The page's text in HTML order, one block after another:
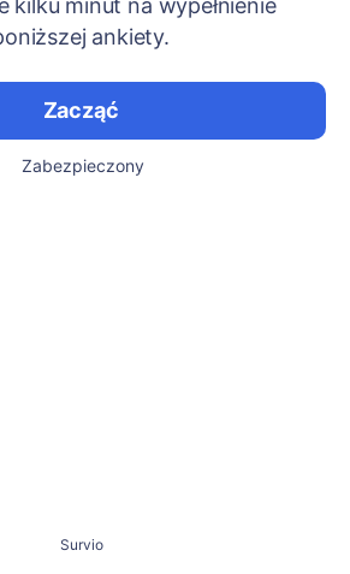
kilku minut na wypełnienie
ankiety.
Zacząć
Zabezpieczony
Survio